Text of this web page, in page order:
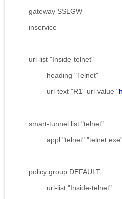
gateway SSLGW
inservice
url-list "Inside-telnet"
heading "Telnet"
url-text "R1" url-value "
smart-tunnel list "telnet"
appl "telnet"
policy group DEFAULT
url-list "Inside-telnet"